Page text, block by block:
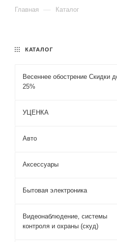
Главная — Каталог
КАТАЛОГ
Весеннее обострение Скидки
25%
УЦЕНКА
Авто
Аксессуары
Бытовая электроника
Видеонаблюдение, системы
контроля и охраны (скуд)